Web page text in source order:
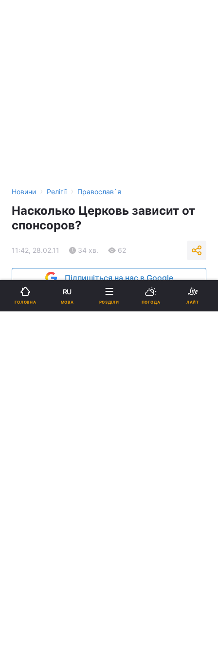
Новини › Релігії › Православ`я
Насколько Церковь зависит от
спонсоров?
11:42, 28.02.11 34 хв. 62
Підпишіться на нас в Google
Реклама
ГОЛОВНА
RU
МОВА РОЗДІЛИ ПОГОДА ЛАЙТ